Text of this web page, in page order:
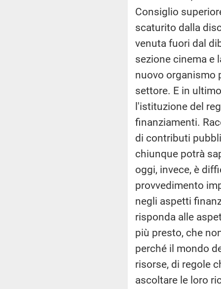
Consiglio
scaturito dalla
venuta fuori dal
sezione cinema e
nuovo organismo
settore. E in
l'istituzione del
finanziamenti.
di contributi
chiunque potrà
oggi, invece, è
provvedimento
negli aspetti
risponda alle
più presto, che
perché il mondo
risorse, di regole
ascoltare le loro